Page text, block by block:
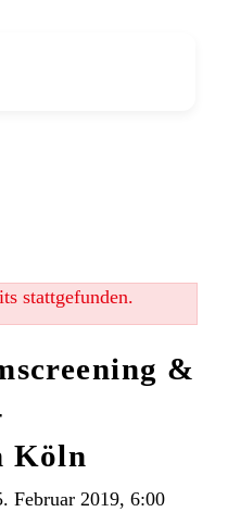
stattgefunden.
&
Köln
Februar 2019, 6:00